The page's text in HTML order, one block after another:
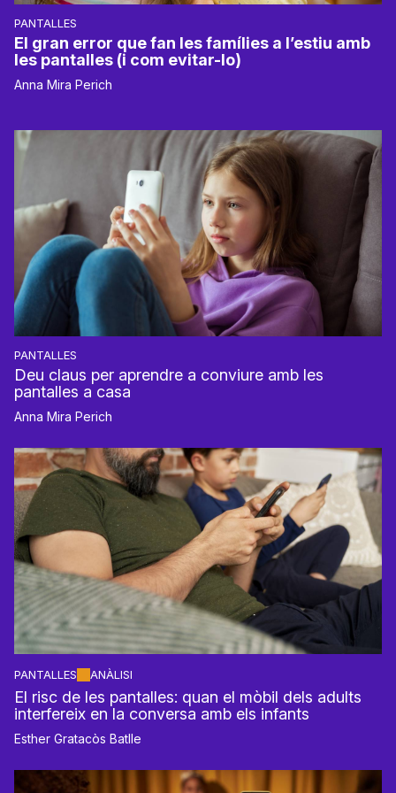
PANTALLES
El gran error que fan les famílies a l’estiu amb
les pantalles (i com evitar-lo)
Anna Mira Perich
PANTALLES
Deu claus per aprendre a conviure amb les
pantalles a casa
Anna Mira Perich
PANTALLES ANÀLISI
El risc de les pantalles: quan el mòbil dels adults
interfereix en la conversa amb els infants
Esther Gratacòs Batlle